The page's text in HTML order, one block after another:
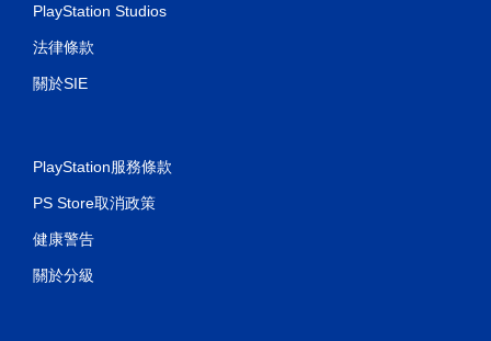
PlayStation Studios
法律條款
關於SIE
PlayStation服務條款
PS Store取消政策
健康警告
關於分級